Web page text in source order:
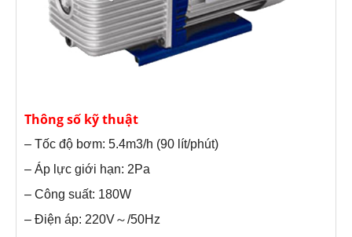
Thông số kỹ thuật
– Tốc độ bơm: 5.4m3/h (90 lít/phút)
– Áp lực giới hạn: 2Pa
– Công suất: 180W
– Điện áp: 220V～/50Hz